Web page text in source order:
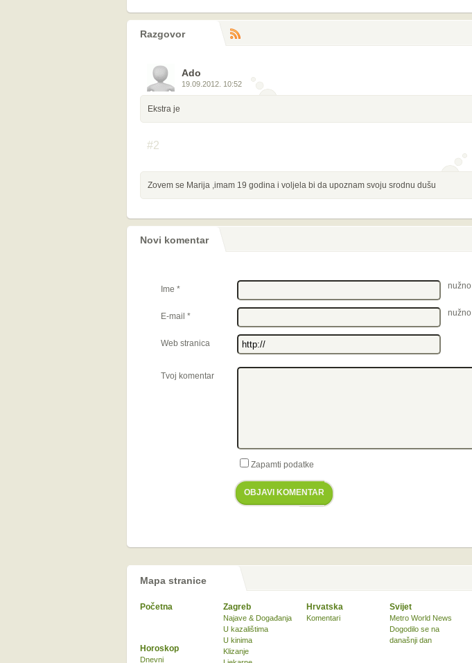
Razgovor
komentara
Ado
19.09.2012. 10:52
Ekstra je
#2
Zovem se Marija ,imam 19 godina i voljela bi da upoznam svoju srodnu dušu
Novi komentar
Ime * nužno
E-mail * nužno
Web stranica
Tvoj komentar
Zapamti podatke
OBJAVI KOMENTAR
Mapa stranice
Početna Zagreb
Najave & Događanja
U kazalištima
U kinima
Klizanje
Hrvatska
Komentari
Svijet
Metro World News
Dogodilo se na
današnji dan
Horoskop
Dnevni